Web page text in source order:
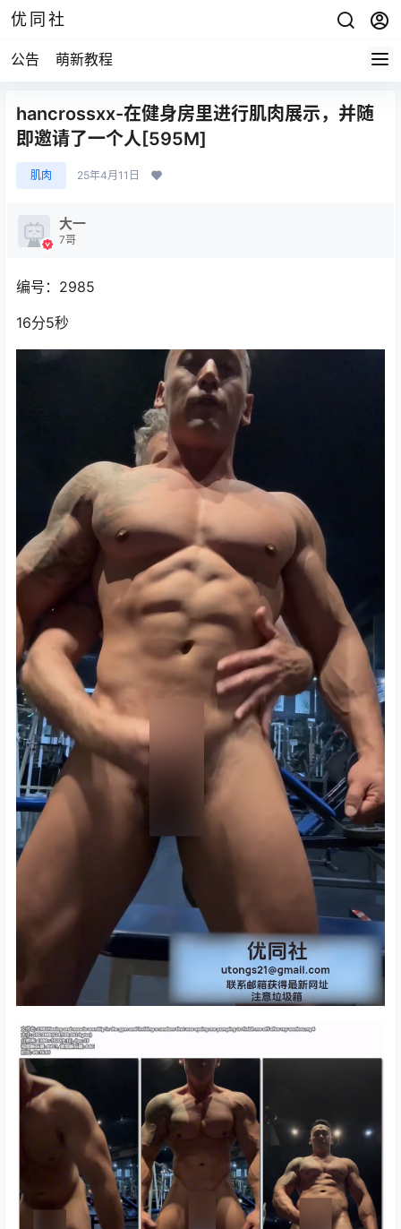
优同社
公告 萌新教程
hancrossxx-在健身房里进行肌肉展示，并随
即邀请了一个人[595M]
肌肉 25年4月11日
大一
7哥
编号：2985
16分5秒